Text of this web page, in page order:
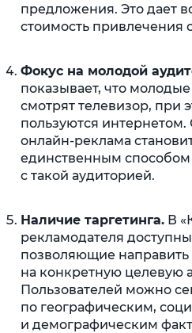
предложения. Это дает
стоимость привлечения
Фокус на молодой
показывает, что
смотрят телевизор, при
пользуются интернетом.
онлайн-реклама
единственным
с такой аудиторией.
Наличие таргетинга. В
рекламодателя
позволяющие направить
на конкретную целевую
Пользователей можно
по географическим,
и демографическим